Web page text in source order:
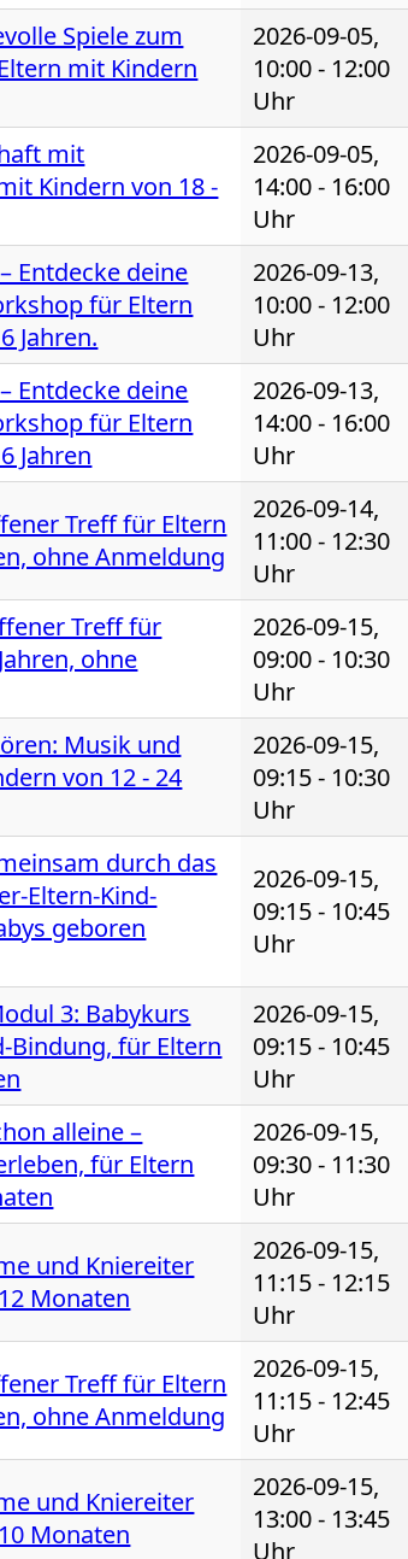
Spiele zum
mit Kindern
2026-09-05,
10:00 - 12:00
Uhr
mit
Kindern von 18 -
2026-09-05,
14:00 - 16:00
Uhr
Entdecke deine
für Eltern
Jahren.
2026-09-13,
10:00 - 12:00
Uhr
Entdecke deine
für Eltern
Jahren
2026-09-13,
14:00 - 16:00
Uhr
Treff für Eltern
ohne Anmeldung
2026-09-14,
11:00 - 12:30
Uhr
Treff für
ohne
2026-09-15,
09:00 - 10:30
Uhr
Musik und
von 12 - 24
2026-09-15,
09:15 - 10:30
Uhr
durch das
Eltern-Kind-
geboren
2026-09-15,
09:15 - 10:45
Uhr
3: Babykurs
Bindung, für Eltern
2026-09-15,
09:15 - 10:45
Uhr
alleine –
für Eltern
2026-09-15,
09:30 - 11:30
Uhr
und Kniereiter
Monaten
2026-09-15,
11:15 - 12:15
Uhr
Treff für Eltern
ohne Anmeldung
2026-09-15,
11:15 - 12:45
Uhr
und Kniereiter
Monaten
2026-09-15,
13:00 - 13:45
Uhr